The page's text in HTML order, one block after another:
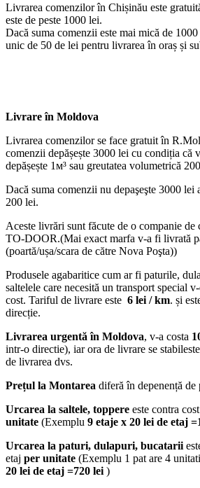
Livrarea comenzilor în Chișinău este
este de peste 1000 lei.
Dacă suma comenzii este mai mică de
unic de 50 de lei pentru livrarea în oraș și
Livrare în Moldova
Livrarea comenzilor se face gratuit în
comenzii depășește 3000 lei cu condiția că
depășește 1м³ sau greutatea volumetrică
Dacă suma comenzii nu depaşeşte 3000 lei
200 lei.
Aceste livrări sunt făcute de o companie
TO-DOOR.(Mai exact marfa v-a fi livrată
(poartă/ușa/scara de către Nova Poşta))
Produsele agabaritice cum ar fi paturile,
saltelele care necesită un transport special
cost. Tariful de livrare este 6 lei / km. și
direcție.
Livrarea urgentă în Moldova, v-a costa
intr-o directie), iar ora de livrare se
de livrarea dvs.
Prețul la Montarea diferă în depenență de
Urcarea la saltele, toppere este contra
unitate (Exemplu 9 etaje x 20 lei de etaj
Urcarea la paturi, dulapuri, bucatarii
etaj per unitate (Exemplu 1 pat are 4
20 lei de etaj =720 lei )